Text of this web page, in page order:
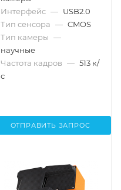
Интерфейс — USB2.0
Тип сенсора — CMOS
Тип камеры —
научные
Частота кадров — 513 к/
с
ОТПРАВИТЬ ЗАПРОС